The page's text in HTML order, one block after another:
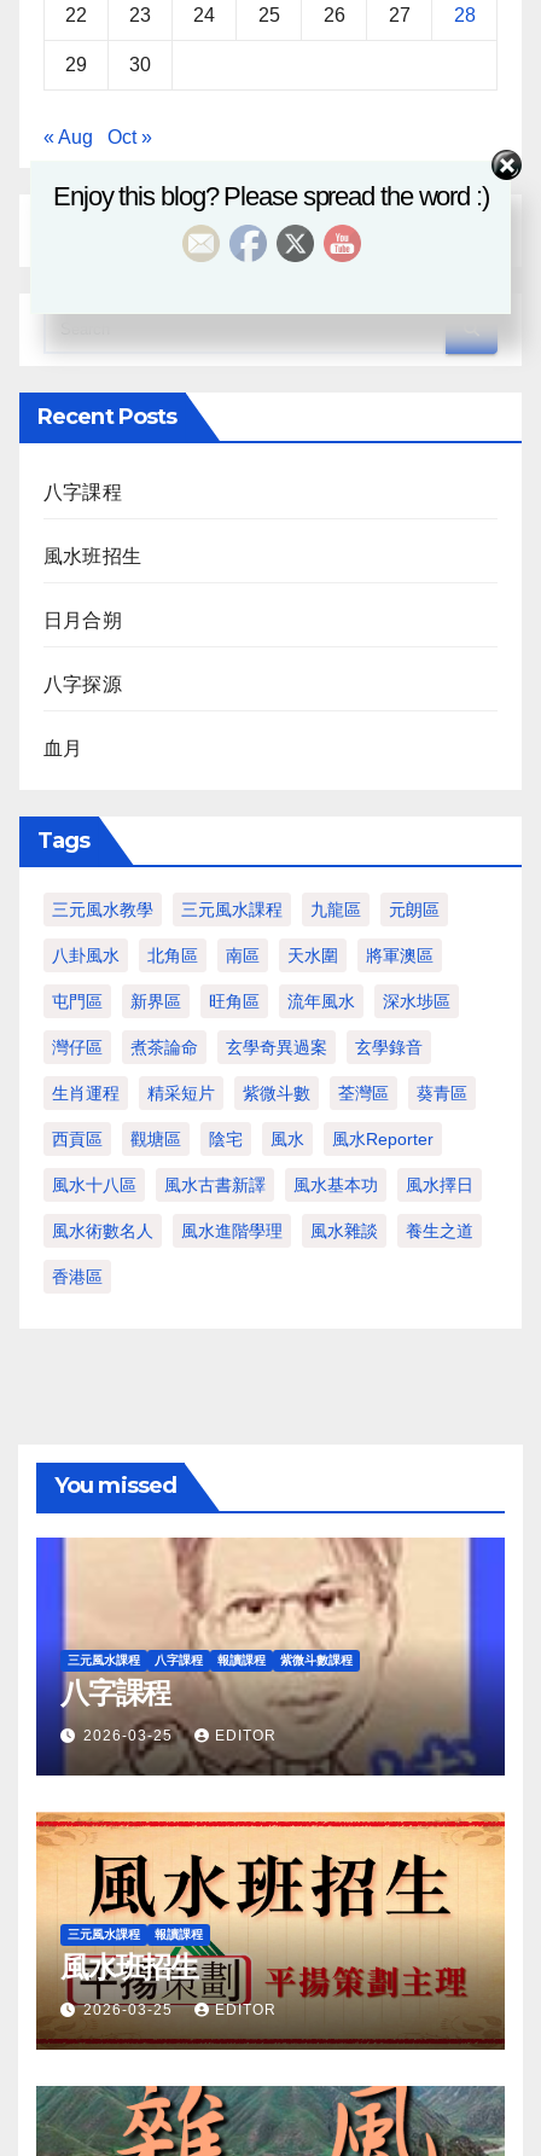
22 23 24 25 26 27 28
29 30
« Aug Oct »
Recent Posts
八字課程
風水班招生
日月合朔
八字探源
血月
Tags
三元風水教學 三元風水課程 九龍區 元朗區
八卦風水 北角區 南區 天水圍 將軍澳區
屯門區 新界區 旺角區 流年風水 深水埗區
灣仔區 煮茶論命 玄學奇異過案 玄學錄音
生肖運程 精采短片 紫微斗數 荃灣區 葵青區
西貢區 觀塘區 陰宅 風水 風水Reporter
風水十八區 風水古書新譯 風水基本功 風水擇日
風水術數名人 風水進階學理 風水雜談 養生之道
香港區
You missed
三元風水課程 八字課程 報讀課程 紫微斗數課程
八字課程
2026-03-25 EDITOR
三元風水課程 報讀課程
風水班招生
2026-03-25 EDITOR
Enjoy this blog? Please spread the word :)